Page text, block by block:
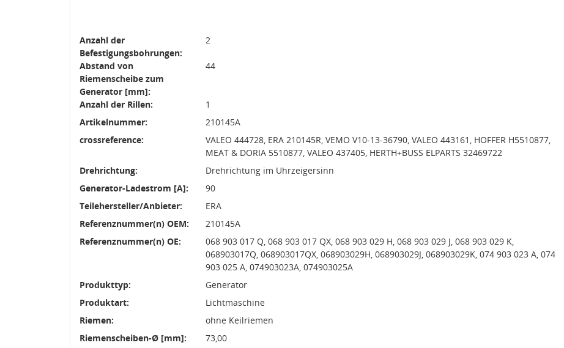
Anzahl der
Befestigungsbohrungen:
2
Abstand von
Riemenscheibe zum
Generator [mm]:
44
Anzahl der Rillen:
1
Artikelnummer:
210145A
crossreference:
VALEO 444728, ERA 210145R, VEMO V10-13-36790, VALEO 443161, HOFFER H5510877,
MEAT & DORIA 5510877, VALEO 437405, HERTH+BUSS ELPARTS 32469722
Drehrichtung:
Drehrichtung im Uhrzeigersinn
Generator-Ladestrom [A]:
90
Teilehersteller/Anbieter:
ERA
Referenznummer(n) OEM:
210145A
Referenznummer(n) OE:
068 903 017 Q, 068 903 017 QX, 068 903 029 H, 068 903 029 J, 068 903 029 K,
068903017Q, 068903017QX, 068903029H, 068903029J, 068903029K, 074 903 023 A, 074
903 025 A, 074903023A, 074903025A
Produkttyp:
Generator
Produktart:
Lichtmaschine
Riemen:
ohne Keilriemen
Riemenscheiben-Ø [mm]:
73,00